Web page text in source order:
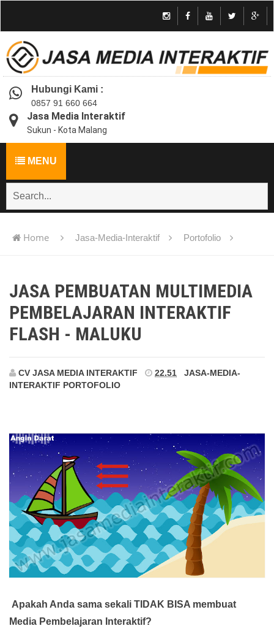
Hubungi Kami :
0857 91 660 664
Jasa Media Interaktif
Sukun - Kota Malang
MENU
Home Jasa-Media-Interaktif Portofolio
JASA PEMBUATAN MULTIMEDIA
PEMBELAJARAN INTERAKTIF
FLASH - MALUKU
CV JASA MEDIA INTERAKTIF 22.51
JASA-MEDIA-
INTERAKTIF PORTOFOLIO
Apakah Anda sama sekali TIDAK BISA membuat
Media Pembelajaran Interaktif?